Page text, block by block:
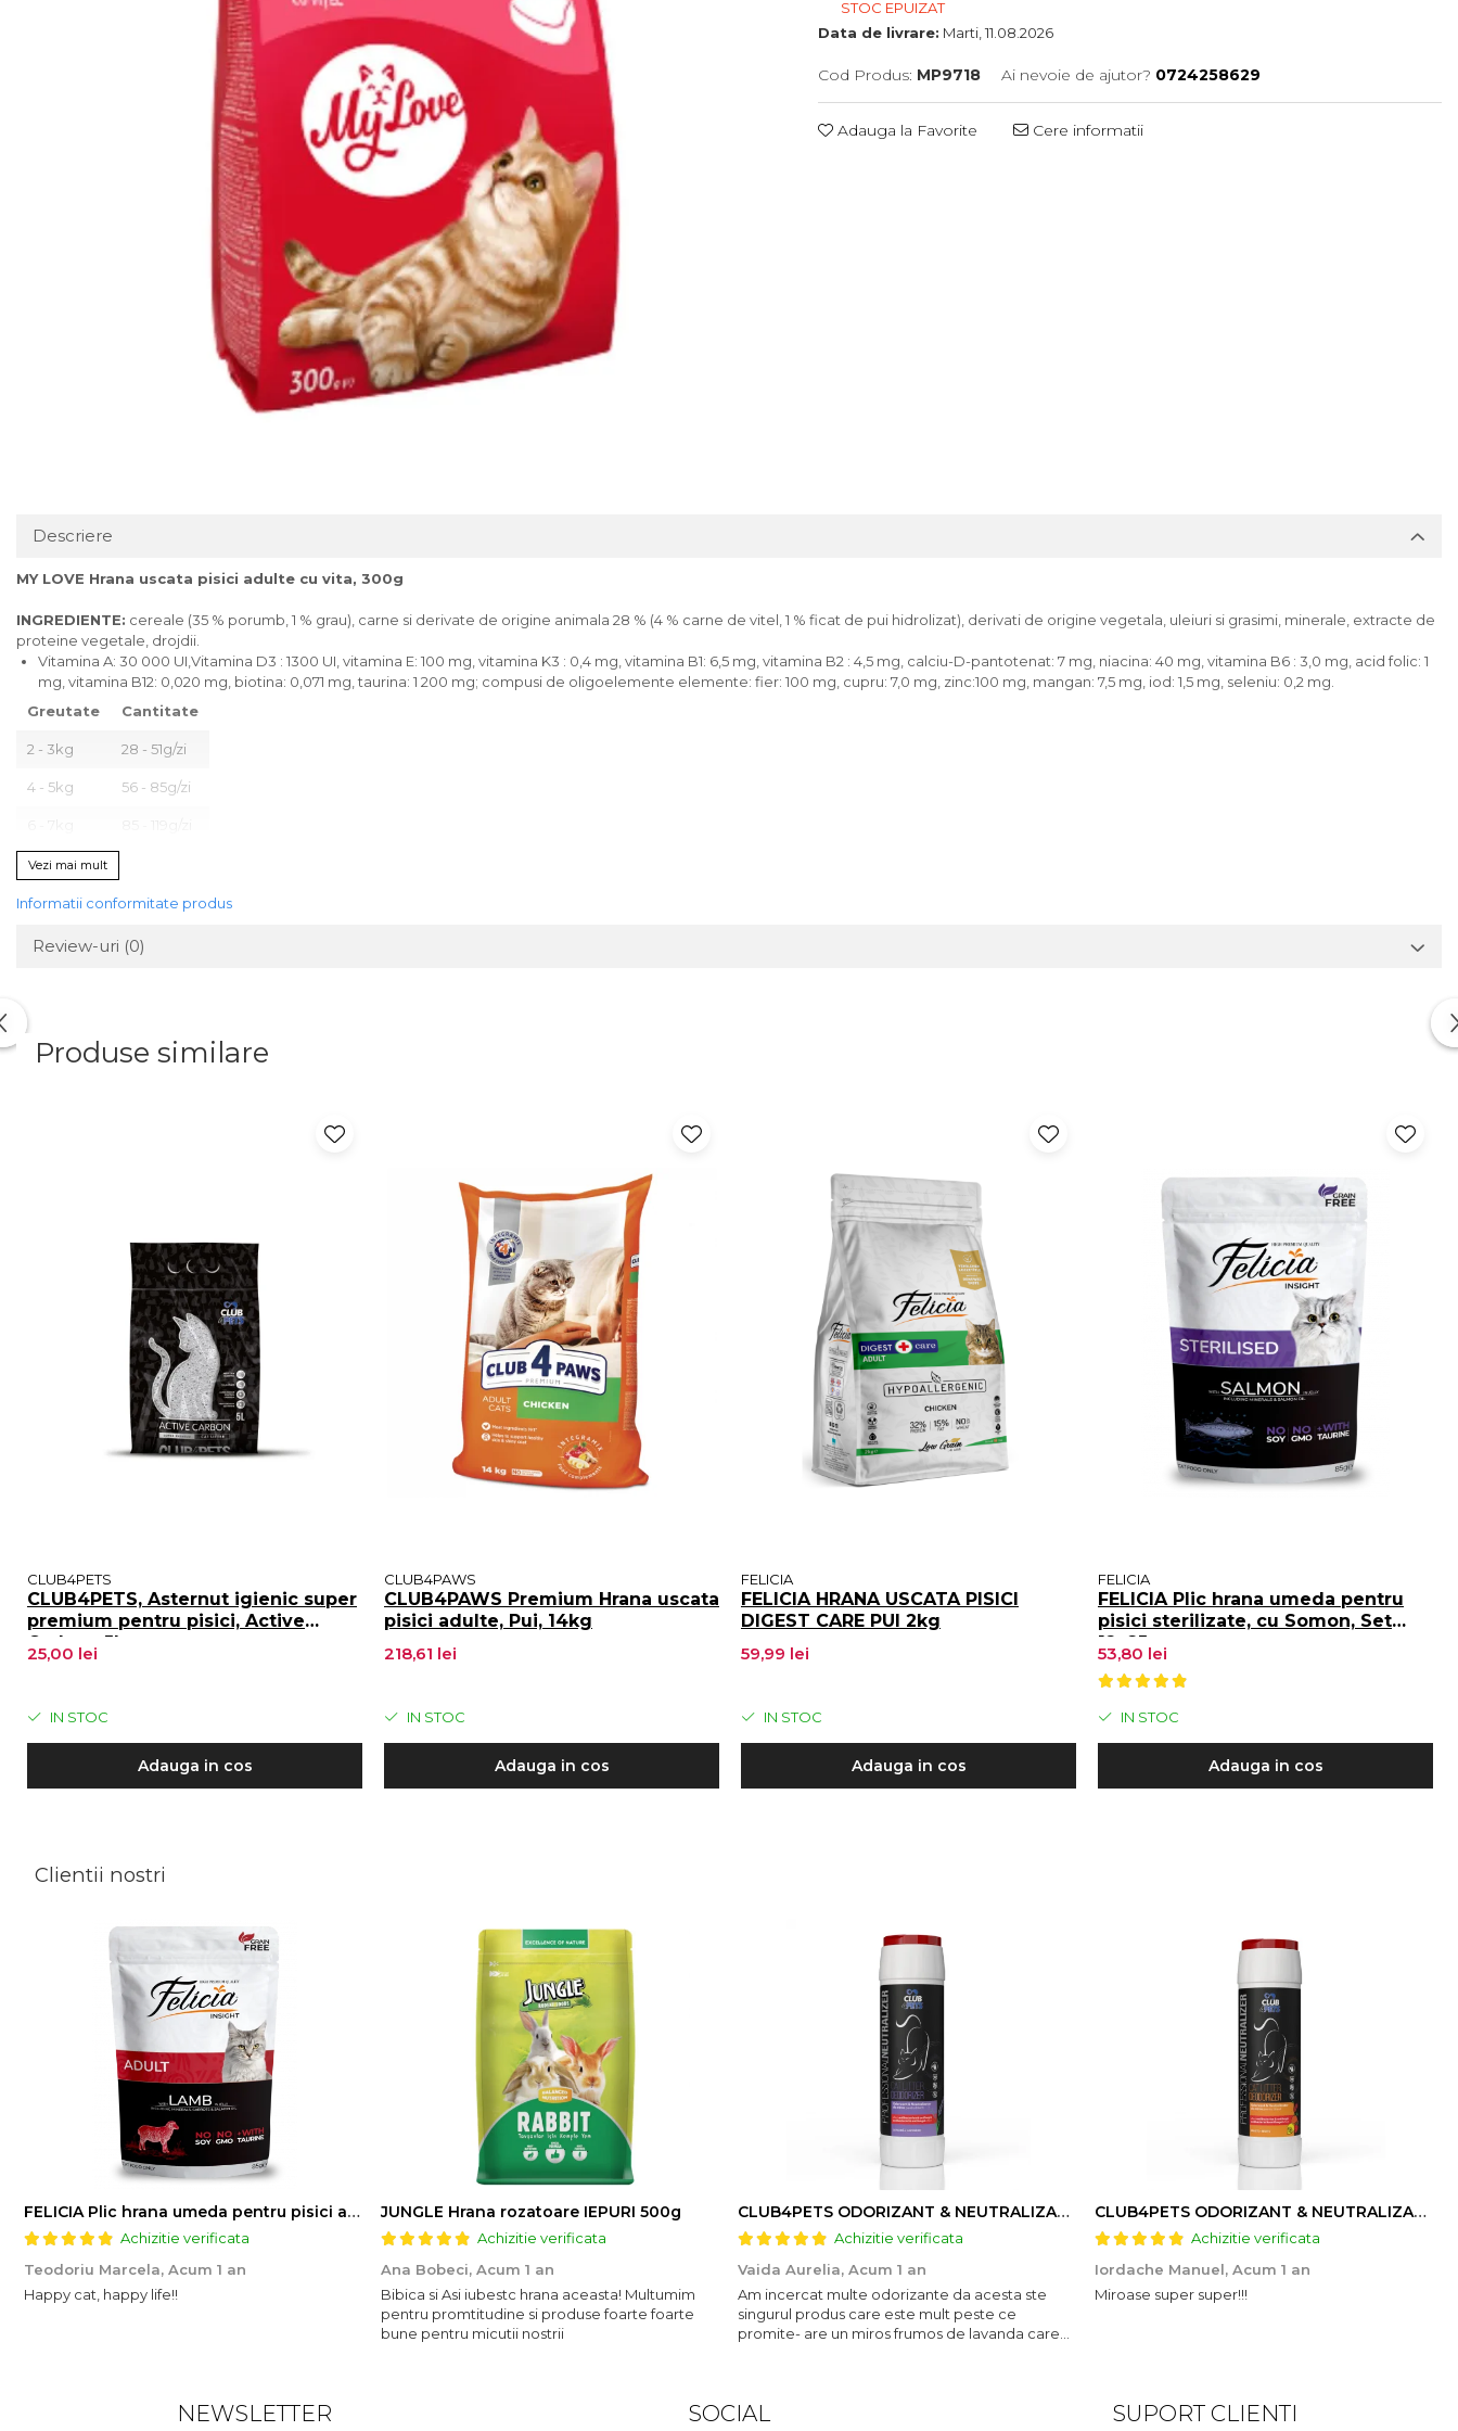
STOC EPUIZAT
Data de livrare: Marti, 11.08.2026
Cod Produs: MP9718 Ai nevoie de ajutor? 0724258629
Adauga la Favorite Cere informatii
Descriere
MY LOVE Hrana uscata pisici adulte cu vita, 300g
INGREDIENTE: cereale (35 % porumb, 1 % grau), carne si derivate de origine animala 28 % (4 % carne de vitel, 1 % ficat de pui hidrolizat), derivati de origine vegetala, uleiuri si grasimi, minerale, extracte de
proteine vegetale, drojdii.
Vitamina A: 30 000 UI,Vitamina D3 : 1300 UI, vitamina E: 100 mg, vitamina K3 : 0,4 mg, vitamina B1: 6,5 mg, vitamina B2 : 4,5 mg, calciu-D-pantotenat: 7 mg, niacina: 40 mg, vitamina B6 : 3,0 mg, acid folic: 1
mg, vitamina B12: 0,020 mg, biotina: 0,071 mg, taurina: 1 200 mg; compusi de oligoelemente elemente: fier: 100 mg, cupru: 7,0 mg, zinc:100 mg, mangan: 7,5 mg, iod: 1,5 mg, seleniu: 0,2 mg.
Greutate
Cantitate
2 - 3kg 28 - 51g/zi
4 - 5kg 56 - 85g/zi
Ajustaţi cantitatea de hrană necesară pentru a menţine greutatea optimă. Dacă nu sunteţi sigur, adresaţi-vă medicului veterinar.
Utilizaţi pentru prima dată acest tip de hrană? Amestecaţi cantităţi în creştere din hrana nouă cu cantităţi în scădere din hrana veche timp de 7 zile.
Asiguraţi-vă că apa proaspătă este întotdeauna disponibilă!
Nevoile nutriționale ale animalelor de companie se pot schimba odată cu vârsta. Cereţi sfatul medicului veterinar la fiecare control.
Vezi mai mult
Informatii conformitate produs
Review-uri (0)
Produse similare
CLUB4PETS
CLUB4PETS, Asternut igienic super
premium pentru pisici, Active
Carbon, 5L
25,00 lei
IN STOC
Adauga in cos
CLUB4PAWS
CLUB4PAWS Premium Hrana uscata
pisici adulte, Pui, 14kg
218,61 lei
IN STOC
Adauga in cos
FELICIA
FELICIA HRANA USCATA PISICI
DIGEST CARE PUI 2kg
59,99 lei
IN STOC
Adauga in cos
FELICIA
FELICIA Plic hrana umeda pentru
pisici sterilizate, cu Somon, Set
12x85g
53,80 lei
IN STOC
Adauga in cos
Clientii nostri
FELICIA Plic hrana umeda pentru pisici adulte, cu Miel, Set 12x85g
Achizitie verificata
Teodoriu Marcela, Acum 1 an
Happy cat, happy life!!
JUNGLE Hrana rozatoare IEPURI 500g
Achizitie verificata
Ana Bobeci, Acum 1 an
Bibica si Asi iubestc hrana aceasta! Multumim
pentru promtitudine si produse foarte foarte
bune pentru micutii nostrii
CLUB4PETS ODORIZANT & NEUTRALIZATOR DE MIROS PENTRU LITIERĂ, CU AROMĂ DE LAVANDĂ, 500g
Achizitie verificata
Vaida Aurelia, Acum 1 an
Am incercat multe odorizante da acesta ste
singurul produs care este mult peste ce
promite- are un miros frumos de lavanda care
CLUB4PETS ODORIZANT & NEUTRALIZATOR DE MIROS PENTRU LITIERĂ, CU AROMĂ DE FRUCTE, 500g
Achizitie verificata
Iordache Manuel, Acum 1 an
Miroase super super!!!
NEWSLETTER SOCIAL SUPORT CLIENTI